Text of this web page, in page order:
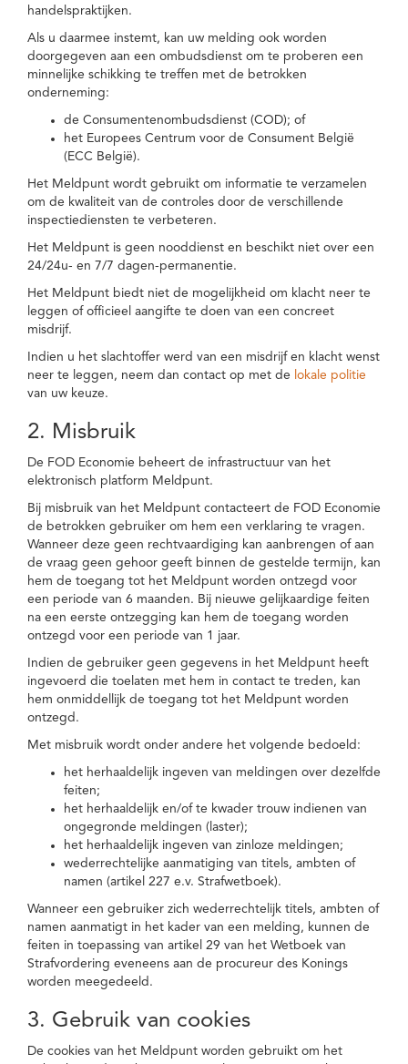
handelspraktijken.
Als u daarmee instemt, kan uw melding ook worden
doorgegeven aan een ombudsdienst om te proberen een
minnelijke schikking te treffen met de betrokken
onderneming:
de Consumentenombudsdienst (COD); of
het Europees Centrum voor de Consument België
(ECC België).
Het Meldpunt wordt gebruikt om informatie te verzamelen
om de kwaliteit van de controles door de verschillende
inspectiediensten te verbeteren.
Het Meldpunt is geen nooddienst en beschikt niet over een
24/24u- en 7/7 dagen-permanentie.
Het Meldpunt biedt niet de mogelijkheid om klacht neer te
leggen of officieel aangifte te doen van een concreet
misdrijf.
Indien u het slachtoffer werd van een misdrijf en klacht wenst
neer te leggen, neem dan contact op met de lokale politie
van uw keuze.
2. Misbruik
De FOD Economie beheert de infrastructuur van het
elektronisch platform Meldpunt.
Bij misbruik van het Meldpunt contacteert de FOD Economie
de betrokken gebruiker om hem een verklaring te vragen.
Wanneer deze geen rechtvaardiging kan aanbrengen of aan
de vraag geen gehoor geeft binnen de gestelde termijn, kan
hem de toegang tot het Meldpunt worden ontzegd voor
een periode van 6 maanden. Bij nieuwe gelijkaardige feiten
na een eerste ontzegging kan hem de toegang worden
ontzegd voor een periode van 1 jaar.
Indien de gebruiker geen gegevens in het Meldpunt heeft
ingevoerd die toelaten met hem in contact te treden, kan
hem onmiddellijk de toegang tot het Meldpunt worden
ontzegd.
Met misbruik wordt onder andere het volgende bedoeld:
het herhaaldelijk ingeven van meldingen over dezelfde
feiten;
het herhaaldelijk en/of te kwader trouw indienen van
ongegronde meldingen (laster);
het herhaaldelijk ingeven van zinloze meldingen;
wederrechtelijke aanmatiging van titels, ambten of
namen (artikel 227 e.v. Strafwetboek).
Wanneer een gebruiker zich wederrechtelijk titels, ambten of
namen aanmatigt in het kader van een melding, kunnen de
feiten in toepassing van artikel 29 van het Wetboek van
Strafvordering eveneens aan de procureur des Konings
worden meegedeeld.
3. Gebruik van cookies
De cookies van het Meldpunt worden gebruikt om het